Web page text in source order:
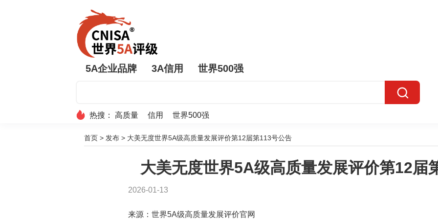
5A企业品牌 3A信用 世界500强
热搜： 高质量 信用 世界500强
首页 > 发布 > 大美无度世界5A级高质量发展评价第12届第113号公告
大美无度世界5A级高质量发展评价第12届
2026-01-13
来源：世界5A级高质量发展评价官网